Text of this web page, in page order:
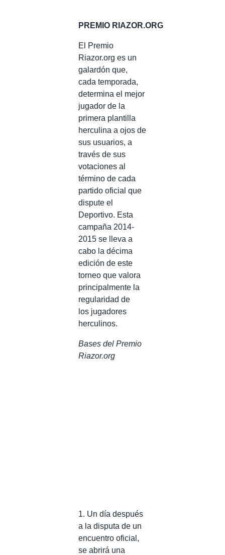
PREMIO RIAZOR.ORG
El Premio
Riazor.org es un
galardón que,
cada temporada,
determina el mejor
jugador de la
primera plantilla
herculina a ojos de
sus usuarios, a
través de sus
votaciones al
término de cada
partido oficial que
dispute el
Deportivo. Esta
campaña 2014-
2015 se lleva a
cabo la décima
edición de este
torneo que valora
principalmente la
regularidad de
los jugadores
herculinos.
Bases del Premio
Riazor.org
1. Un día después
a la disputa de un
encuentro oficial,
se abrirá una